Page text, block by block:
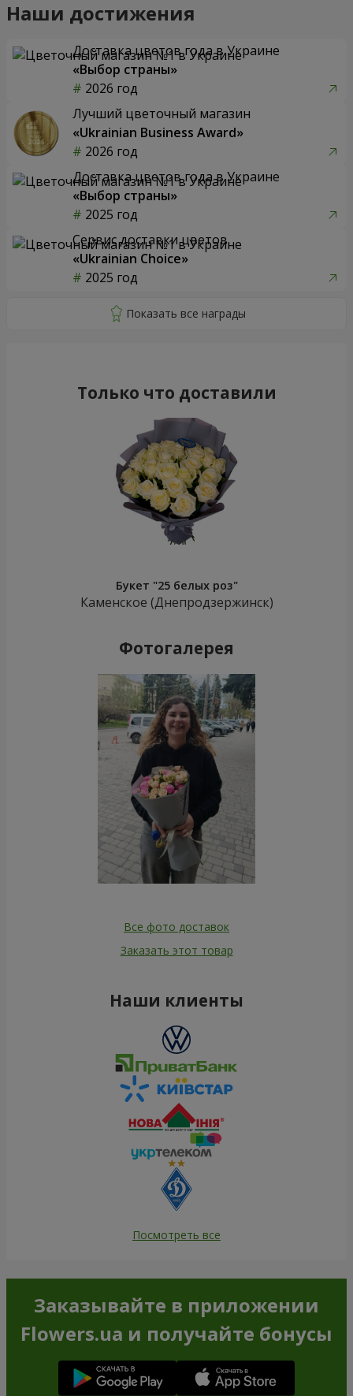
Наши достижения
Доставка цветов года в Украине
«Выбор страны»
2026 год
Лучший цветочный магазин
«Ukrainian Business Award»
2026 год
Доставка цветов года в Украине
«Выбор страны»
2025 год
Сервис доставки цветов
«Ukrainian Choice»
2025 год
Только что доставили
Букет "25 белых роз"
Каменское (Днепродзержинск)
Фотогалерея
Все фото доставок
Заказать этот товар
Наши клиенты
Посмотреть все
Заказывайте в приложении
Flowers.ua и получайте бонусы